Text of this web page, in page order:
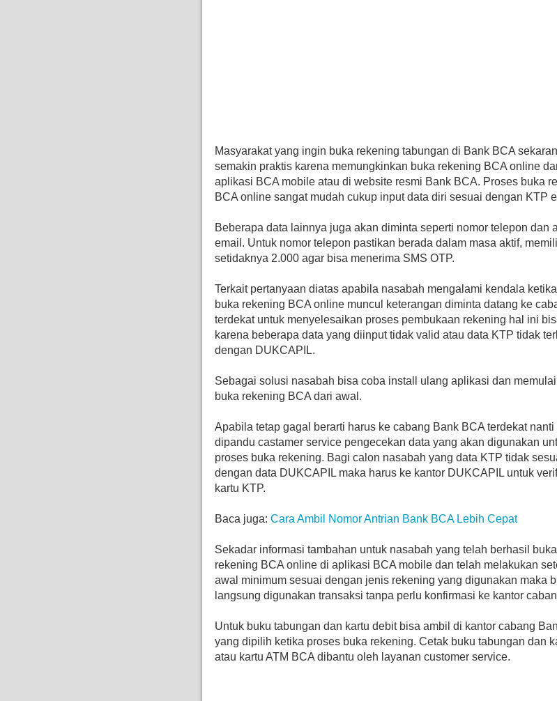
Masyarakat yang ingin buka rekening tabungan di Bank BCA
semakin praktis karena memungkinkan buka rekening BCA online
aplikasi BCA mobile atau di website resmi Bank BCA. Proses buka
BCA online sangat mudah cukup input data diri sesuai dengan KTP
Beberapa data lainnya juga akan diminta seperti nomor telepon dan
email. Untuk nomor telepon pastikan berada dalam masa aktif,
setidaknya 2.000 agar bisa menerima SMS OTP.
Terkait pertanyaan diatas apabila nasabah mengalami kendala
buka rekening BCA online muncul keterangan diminta datang ke
terdekat untuk menyelesaikan proses pembukaan rekening hal ini
karena beberapa data yang diinput tidak valid atau data KTP tidak
dengan DUKCAPIL.
Sebagai solusi nasabah bisa coba install ulang aplikasi dan
buka rekening BCA dari awal.
Apabila tetap gagal berarti harus ke cabang Bank BCA terdekat nanti
dipandu castamer service pengecekan data yang akan digunakan
proses buka rekening. Bagi calon nasabah yang data KTP tidak
dengan data DUKCAPIL maka harus ke kantor DUKCAPIL untuk
kartu KTP.
Baca juga: Cara Ambil Nomor Antrian Bank BCA Lebih Cepat
Sekadar informasi tambahan untuk nasabah yang telah berhasil buka
rekening BCA online di aplikasi BCA mobile dan telah melakukan
awal minimum sesuai dengan jenis rekening yang digunakan maka
langsung digunakan transaksi tanpa perlu konfirmasi ke kantor
Untuk buku tabungan dan kartu debit bisa ambil di kantor cabang
yang dipilih ketika proses buka rekening. Cetak buku tabungan dan
atau kartu ATM BCA dibantu oleh layanan customer service.